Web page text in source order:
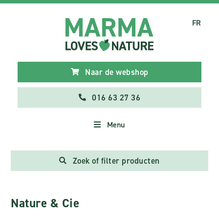
Naar de webshop
016 63 27 36
Menu
FR
Zoek of filter producten
Nature & Cie